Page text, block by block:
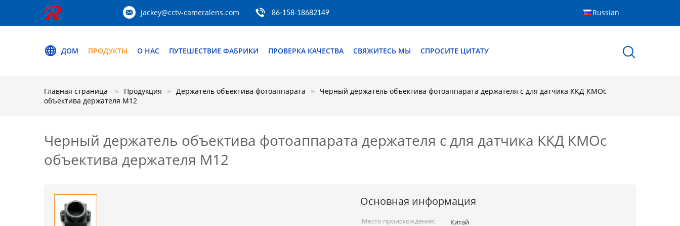
jackey@cctv-cameralens.com 86-158-18682149 Russian
ДОМ ПРОДУКТЫ О НАС ПУТЕШЕСТВИЕ ФАБРИКИ ПРОВЕРКА КАЧЕСТВА СВЯЖИТЕСЬ МЫ СПРОСИТЕ ЦИТАТУ
Главная страница Продукция Держатель объектива фотоаппарата
Черный держатель объектива фотоаппарата держателя с для датчика ККД КМОс
объектива держателя М12
Черный держатель объектива фотоаппарата держателя с для датчика ККД КМОс
объектива держателя М12
Основная информация
Место происхождения:
Китай